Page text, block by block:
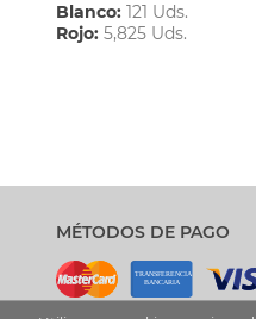
Blanco: 121 Uds.
Rojo: 5,825 Uds.
MÉTODOS DE PAGO